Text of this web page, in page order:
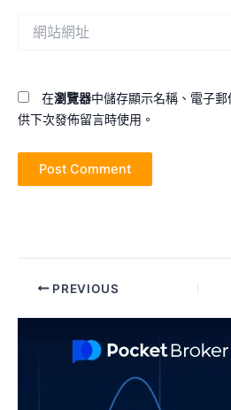
在瀏覽器中儲存顯示名稱、電子
供下次發佈留言時使用。
Post PREVIOUS